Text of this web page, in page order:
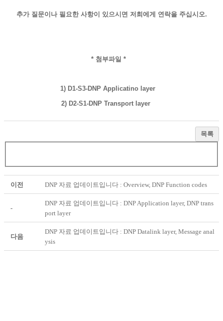
추가 질문이나 필요한 사항이 있으시면 저희에게 연락을 주십시오.
* 첨부파일 *
1) D1-S3-DNP Applicatino layer
2) D2-S1-DNP Transport layer
목록
이전 DNP 자료 업데이트입니다 : Overview, DNP Function codes
-
DNP 자료 업데이트입니다 : DNP Application layer, DNP trans
port layer
다음
DNP 자료 업데이트입니다 : DNP Datalink layer, Message anal
ysis